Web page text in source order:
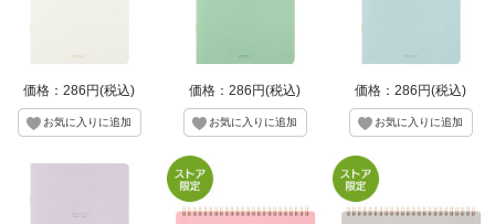
価格：286円(税込) 価格：286円(税込) 価格：286円(税込)